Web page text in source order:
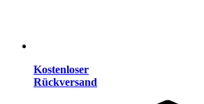
Kostenloser
Rückversand